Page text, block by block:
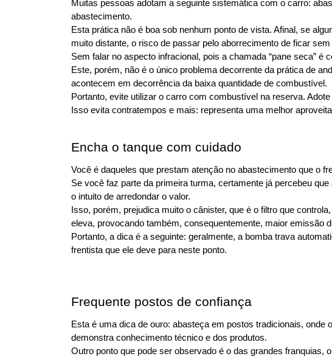
Muitas pessoas adotam a seguinte sistemática com o carro:
abastecimento.
Esta prática não é boa sob nenhum ponto de vista. Afinal, se
muito distante, o risco de passar pelo aborrecimento de ficar sem
Sem falar no aspecto infracional, pois a chamada “pane seca”
Este, porém, não é o único problema decorrente da prática de
acontecem em decorrência da baixa quantidade de combustível.
Portanto, evite utilizar o carro com combustível na reserva.
Isso evita contratempos e mais: representa uma melhor
Encha o tanque com cuidado
Você é daqueles que prestam atenção no abastecimento que o
Se você faz parte da primeira turma, certamente já percebeu
o intuito de arredondar o valor.
Isso, porém, prejudica muito o cânister, que é o filtro que
eleva, provocando também, consequentemente, maior emissão
Portanto, a dica é a seguinte: geralmente, a bomba trava
frentista que ele deve para neste ponto.
Frequente postos de confiança
Esta é uma dica de ouro: abasteça em postos tradicionais,
demonstra conhecimento técnico e dos produtos.
Outro ponto que pode ser observado é o das grandes